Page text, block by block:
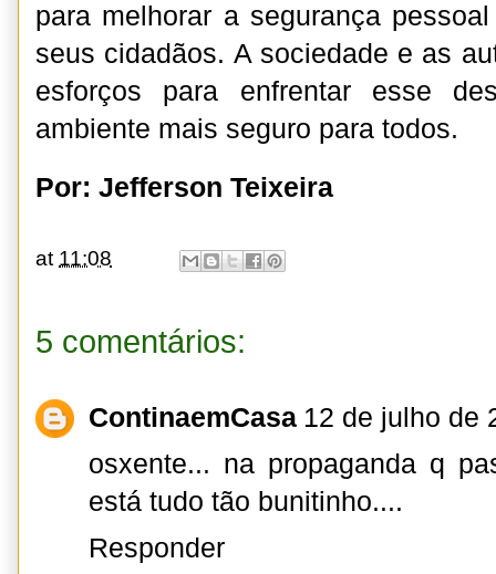
para melhorar a segurança
seus cidadãos. A sociedade e as
esforços para enfrentar esse
ambiente mais seguro para todos.
Por: Jefferson Teixeira
at 11:08
5 comentários:
ContinaemCasa 12 de julho de
osxente... na propaganda q
está tudo tão bunitinho....
Responder